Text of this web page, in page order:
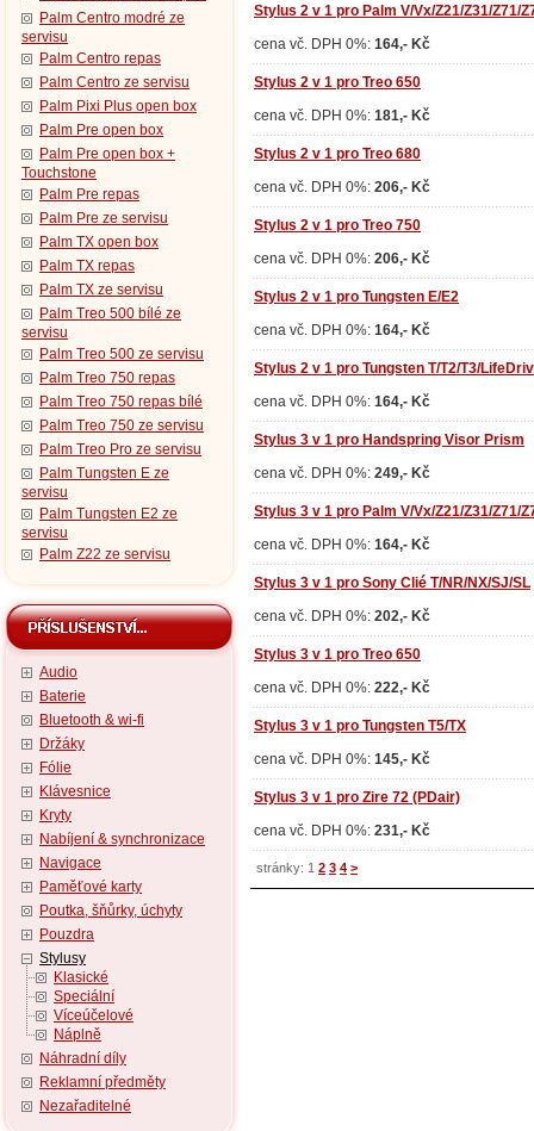
Palm Centro modré ze
servisu
Palm Centro repas
Palm Centro ze servisu
Palm Pixi Plus open box
Palm Pre open box
Palm Pre open box +
Touchstone
Palm Pre repas
Palm Pre ze servisu
Palm TX open box
Palm TX repas
Palm TX ze servisu
Palm Treo 500 bílé ze
servisu
Palm Treo 500 ze servisu
Palm Treo 750 repas
Palm Treo 750 repas bílé
Palm Treo 750 ze servisu
Palm Treo Pro ze servisu
Palm Tungsten E ze
servisu
Palm Tungsten E2 ze
servisu
Palm Z22 ze servisu
Audio
Baterie
Bluetooth & wi-fi
Držáky
Fólie
Klávesnice
Kryty
Nabíjení & synchronizace
Navigace
Paměťové karty
Poutka, šňůrky, úchyty
Pouzdra
Stylusy
Klasické
Speciální
Víceúčelové
Náplně
Náhradní díly
Reklamní předměty
Nezařaditelné
Stylus 2 v 1 pro Palm V/Vx/Z21/Z31/Z71/
cena vč. DPH 0%: 164,- Kč
Stylus 2 v 1 pro Treo 650
cena vč. DPH 0%: 181,- Kč
Stylus 2 v 1 pro Treo 680
cena vč. DPH 0%: 206,- Kč
Stylus 2 v 1 pro Treo 750
cena vč. DPH 0%: 206,- Kč
Stylus 2 v 1 pro Tungsten E/E2
cena vč. DPH 0%: 164,- Kč
Stylus 2 v 1 pro Tungsten T/T2/T3/
cena vč. DPH 0%: 164,- Kč
Stylus 3 v 1 pro Handspring Visor Prism
cena vč. DPH 0%: 249,- Kč
Stylus 3 v 1 pro Palm V/Vx/Z21/Z31/Z71/
cena vč. DPH 0%: 164,- Kč
Stylus 3 v 1 pro Sony Clié T/NR/NX/SJ/SL
cena vč. DPH 0%: 202,- Kč
Stylus 3 v 1 pro Treo 650
cena vč. DPH 0%: 222,- Kč
Stylus 3 v 1 pro Tungsten T5/TX
cena vč. DPH 0%: 145,- Kč
Stylus 3 v 1 pro Zire 72 (PDair)
cena vč. DPH 0%: 231,- Kč
stránky: 1 2 3 4 >